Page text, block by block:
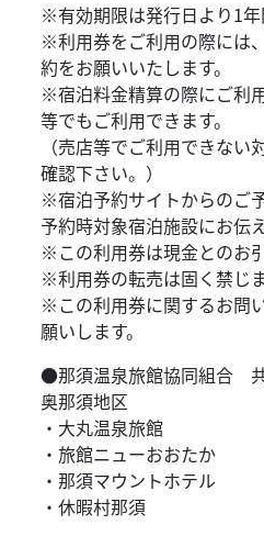
※有効期限は発行日より1年
※利用券をご利用の際には
約をお願いいたします。
※宿泊料金精算の際にご利
等でもご利用できます。
（売店等でご利用できな
確認下さい。）
※宿泊予約サイトからのご
予約時対象宿泊施設にお伝
※この利用券は現金とのお
※利用券の転売は固く禁じま
※この利用券に関するお問
願いします。
●那須温泉旅館協同組合
奥那須地区
・大丸温泉旅館
・旅館ニューおおたか
・那須マウントホテル
・休暇村那須